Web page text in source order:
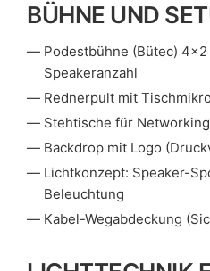
BÜHNE UND
Podestbühne (Bütec)
Speakeranzahl
Rednerpult mit
Stehtische für
Backdrop mit Logo
Lichtkonzept: Speaker-
Beleuchtung
Kabel-Wegabdeckung